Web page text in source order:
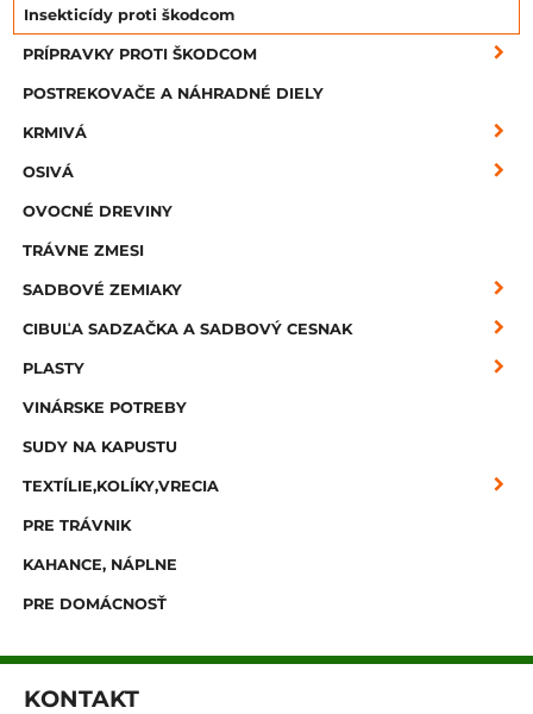
Insekticídy proti škodcom
PRÍPRAVKY PROTI ŠKODCOM
POSTREKOVAČE A NÁHRADNÉ DIELY
KRMIVÁ
OSIVÁ
OVOCNÉ DREVINY
TRÁVNE ZMESI
SADBOVÉ ZEMIAKY
CIBUĽA SADZAČKA A SADBOVÝ CESNAK
PLASTY
VINÁRSKE POTREBY
SUDY NA KAPUSTU
TEXTÍLIE,KOLÍKY,VRECIA
PRE TRÁVNIK
KAHANCE, NÁPLNE
PRE DOMÁCNOSŤ
KONTAKT